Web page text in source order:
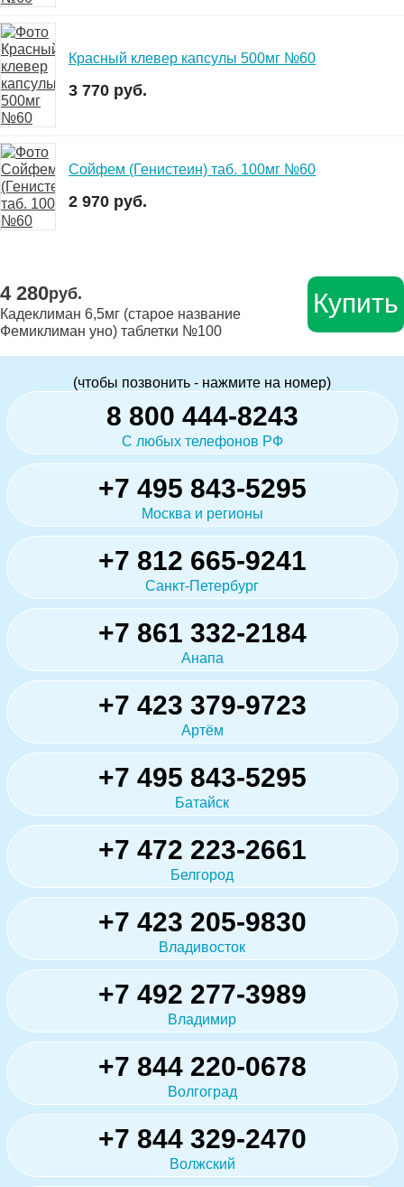
Красный клевер капсулы 500мг №60
3 770 руб.
Сойфем (Генистеин) таб. 100мг №60
2 970 руб.
4 280руб.
Кадеклиман 6,5мг (старое название
Фемиклиман уно) таблетки №100
Купить
(чтобы позвонить - нажмите на номер)
8 800 444-8243
С любых телефонов РФ
+7 495 843-5295
Москва и регионы
+7 812 665-9241
Санкт-Петербург
+7 861 332-2184
Анапа
+7 423 379-9723
Артём
+7 495 843-5295
Батайск
+7 472 223-2661
Белгород
+7 423 205-9830
Владивосток
+7 492 277-3989
Владимир
+7 844 220-0678
Волгоград
+7 844 329-2470
Волжский